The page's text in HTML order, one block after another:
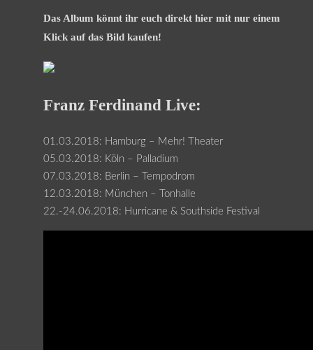
Das Album könnt ihr euch direkt hier mit nur einem
Klick auf das Bild kaufen!
Franz Ferdinand Live:
01.03.2018: Hamburg – Mehr! Theater
05.03.2018: Köln – Palladium
07.03.2018: Berlin – Tempodrom
12.03.2018: München – Tonhalle
22.-24.06.2018: Hurricane & Southside Festival